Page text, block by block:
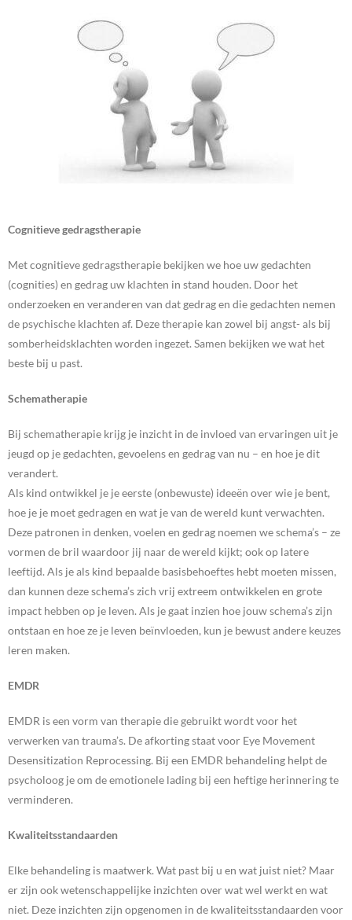
Cognitieve gedragstherapie
Met cognitieve gedragstherapie bekijken we hoe uw gedachten
(cognities) en gedrag uw klachten in stand houden. Door het
onderzoeken en veranderen van dat gedrag en die gedachten nemen
de psychische klachten af. Deze therapie kan zowel bij angst- als bij
somberheidsklachten worden ingezet. Samen bekijken we wat het
beste bij u past.
Schematherapie
Bij schematherapie krijg je inzicht in de invloed van ervaringen uit je
jeugd op je gedachten, gevoelens en gedrag van nu – en hoe je dit
verandert.
Als kind ontwikkel je je eerste (onbewuste) ideeën over wie je bent,
hoe je je moet gedragen en wat je van de wereld kunt verwachten.
Deze patronen in denken, voelen en gedrag noemen we schema’s – ze
vormen de bril waardoor jij naar de wereld kijkt; ook op latere
leeftijd. Als je als kind bepaalde basisbehoeftes hebt moeten missen,
dan kunnen deze schema’s zich vrij extreem ontwikkelen en grote
impact hebben op je leven. Als je gaat inzien hoe jouw schema’s zijn
ontstaan en hoe ze je leven beïnvloeden, kun je bewust andere keuzes
leren maken.
EMDR
​EMDR is een vorm van therapie die gebruikt wordt voor het
verwerken van trauma’s. De afkorting staat voor Eye Movement
Desensitization Reprocessing. Bij een EMDR behandeling helpt de
psycholoog je om de emotionele lading bij een heftige herinnering te
verminderen.
Kwaliteitsstandaarden
Elke behandeling is maatwerk. Wat past bij u en wat juist niet? Maar
er zijn ook wetenschappelijke inzichten over wat wel werkt en wat
niet. Deze inzichten zijn opgenomen in de kwaliteitsstandaarden voor